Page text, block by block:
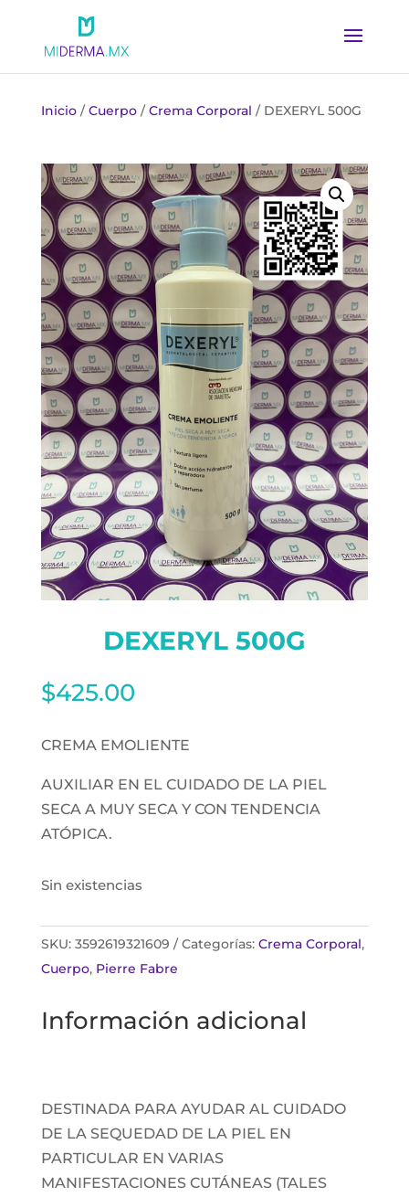
Inicio/Cuerpo/Crema Corporal / DEXERYL 500G
DEXERYL 500G
$425.00
CREMA EMOLIENTE
AUXILIAR EN EL CUIDADO DE LA PIEL
SECA A MUY SECA Y CON TENDENCIA
ATÓPICA.
Sin existencias
SKU: 3592619321609 Categorías: Crema Corporal,
Cuerpo, Pierre Fabre
Información adicional
DESTINADA PARA AYUDAR AL CUIDADO
DE LA SEQUEDAD DE LA PIEL EN
PARTICULAR EN VARIAS
MANIFESTACIONES CUTÁNEAS (TALES